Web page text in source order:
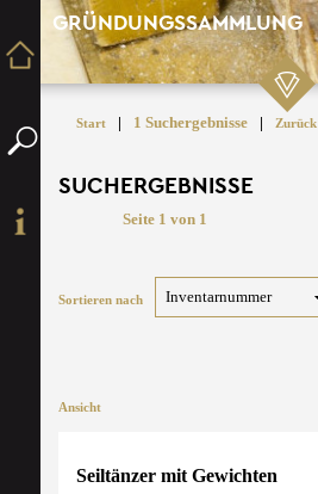
GRÜNDUNGSSAMMLUNG
Start | 1 Suchergebnisse | Zurück
SUCHERGEBNISSE
Seite 1 von 1
Sortieren nach
Ansicht
Seiltänzer mit Gewichten